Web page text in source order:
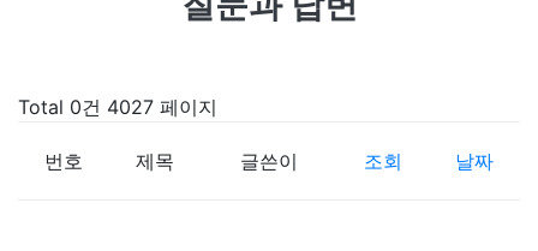
Total 0건 4027 페이지
번호 제목 글쓴이 조회 날짜